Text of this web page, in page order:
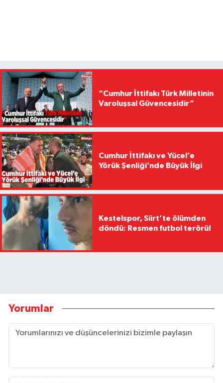
“Cumhur İttifakı Türk Milletinin
Varoluşsal Güvencesidir”
Cumhur İttifakı ve Yücel’e
Yörük Şenliği’nde Büyük İlgi
Kestelspor, Siirt’te ölümden
döndü: Resmen futbol terörü!
Yorumlar